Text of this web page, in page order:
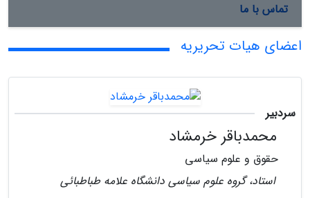
تماس با ما
اعضای هیات تحریریه
سردبیر
محمدباقر خرمشاد
حقوق و علوم سیاسی
استاد، گروه علوم سیاسی دانشگاه علامه طباطبائی